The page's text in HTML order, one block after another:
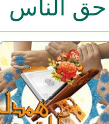
حق الناس